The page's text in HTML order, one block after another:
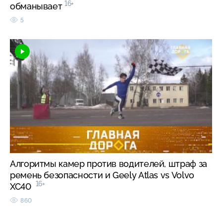
обманывает 16+
5
Алгоритмы камер против водителей, штраф за
ремень безопасности и Geely Atlas vs Volvo
XC40 16+
860